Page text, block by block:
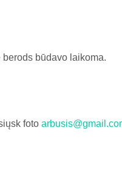
būdavo laikoma.
foto